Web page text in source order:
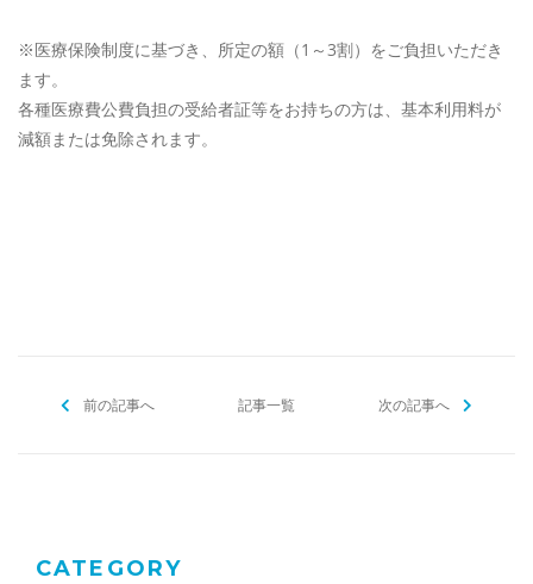
※​医療保険制度に基づき、所定の額（1～3割）をご負担いただき
ます。
各種医療費公費負担の受給者証等をお持ちの方は、基本利用料が
減額または免除されます。
前の記事へ 記事一覧 次の記事へ
CATEGORY